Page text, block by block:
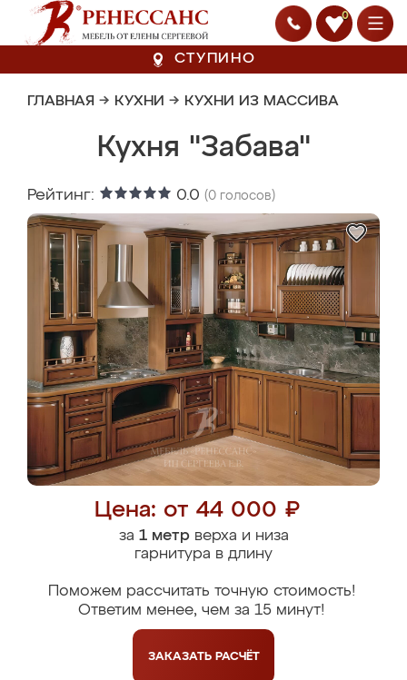
0
СТУПИНО
ГЛАВНАЯ → КУХНИ → КУХНИ ИЗ МАССИВА
Кухня "Забава"
Рейтинг: 0.0 (0 голосов)
Цена: от 44 000 ₽
за 1 метрверха и низа
гарнитура в длину
Поможем рассчитать точную стоимость!
Ответим менее, чем за 15 минут!
ЗАКАЗАТЬ РАСЧЁТ